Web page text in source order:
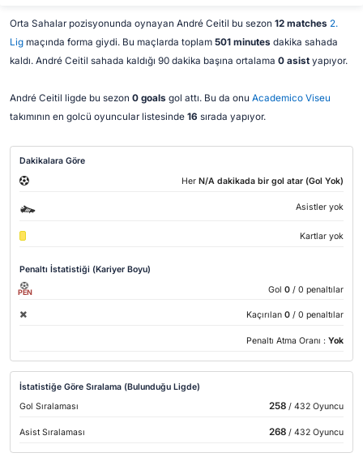
Orta Sahalar pozisyonunda oynayan André Ceitil bu sezon 12 matches 2.
Ligmaçında forma giydi. Bu maçlarda toplam 501 minutes dakika sahada
kaldı. André Ceitil sahada kaldığı 90 dakika başına ortalama 0 asistyapıyor.
André Ceitil ligde bu sezon 0 goals gol attı. Bu da onu Academico Viseu
takımının en golcü oyuncular listesinde 16 sırada yapıyor.
Dakikalara Göre
Her N/A dakikada bir gol atar (Gol Yok)
Asistler yok
Kartlar yok
Penaltı İstatistiği (Kariyer Boyu)
PEN Gol 0 / 0 penaltılar
Kaçırılan 0 / 0 penaltılar
Penaltı Atma Oranı : Yok
İstatistiğe Göre Sıralama (Bulunduğu Ligde)
Gol Sıralaması
258/ 432 Oyuncu
Asist Sıralaması 268/ 432 Oyuncu